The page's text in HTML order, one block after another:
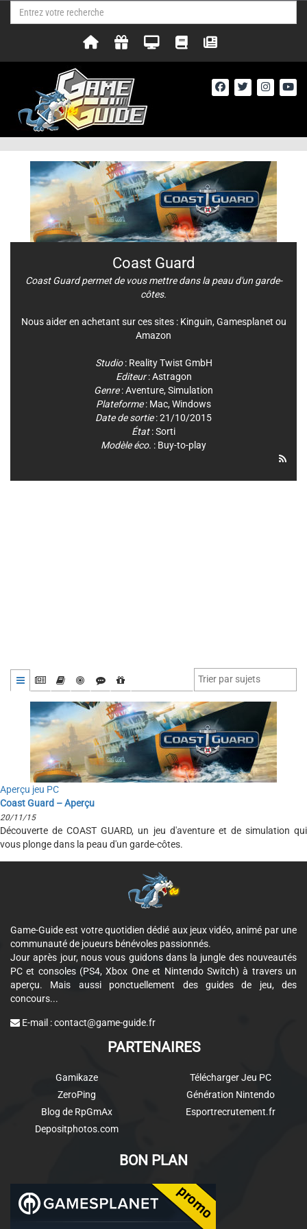
Aperçu jeu PC
Coast Guard – Aperçu
20/11/15
Découverte de COAST GUARD, un jeu d'aventure et de simulation qui
vous plonge dans la peau d'un garde-côtes.
Coast Guard
Coast Guard permet de vous mettre dans la peau d'un garde-
côtes.
Nous aider en achetant sur ces sites : Kinguin, Gamesplanet ou
Amazon
Studio: Reality Twist GmbH
Editeur:Astragon
Genre:Aventure, Simulation
Plateforme: Mac, Windows
Date de sortie: 21/10/2015
État: Sorti
Modèle éco. : Buy-to-play
Game-Guide est votre quotidien dédié aux jeux vidéo, animé par une
communauté de joueurs bénévoles passionnés.
Jour après jour, nous vous guidons dans la jungle des nouveautés
PC et consoles (PS4, Xbox One et Nintendo Switch) à travers un
aperçu. Mais aussi ponctuellement des guides de jeu, des
concours...
E-mail :contact@game-guide.fr
PARTENAIRES
Gamikaze
ZeroPing
Blog de RpGmAx
Depositphotos.com
Télécharger Jeu PC
Génération Nintendo
Esportrecrutement.fr
BON PLAN